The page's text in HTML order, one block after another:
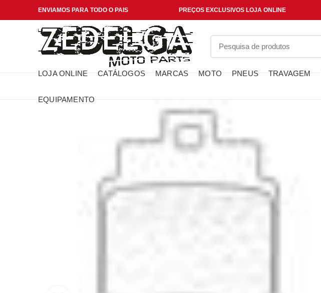
ENVIAMOS PARA TODO O PAIS PREÇOS EXCLUSIVOS LOJA ONLINE
LOJA ONLINE CATÁLOGOS MARCAS MOTO PNEUS TRAVAGEM
EQUIPAMENTO